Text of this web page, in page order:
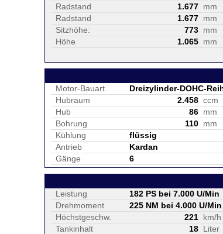
Radstand
1.677 mm
Radstand
1.677 mm
Sitzhöhe:
773 mm
Höhe
1.065 mm
Motor-Bauart
Dreizylinder-DOHC-
Hubraum
2.458 ccm
Hub
86 mm
Bohrung
110 mm
Kühlung
flüssig
Antrieb
Kardan
Gänge
6
Leistung
182 PS bei 7.000 U/Min
Drehmoment
225 NM bei 4.000 U/Min
Höchstgeschw.
221 km/h
Tankinhalt
18 Liter